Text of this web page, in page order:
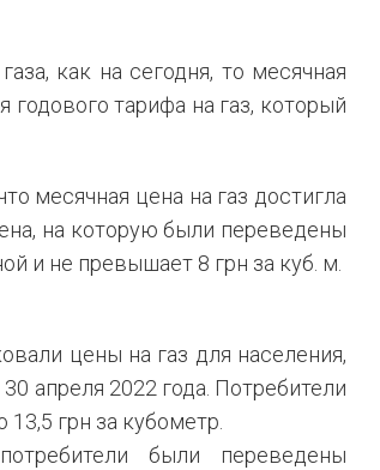
как на сегодня, то месячная
тарифа на газ, который
месячная цена на газ достигла
на которую были переведены
и не превышает 8 грн за куб. м.
цены на газ для населения,
апреля 2022 года. Потребители
13,5 грн за кубометр.
были переведены